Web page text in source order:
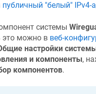
публичный "белый" IPv4-
системы
это можно в веб-
настройки
и компоненты,
компонентов.